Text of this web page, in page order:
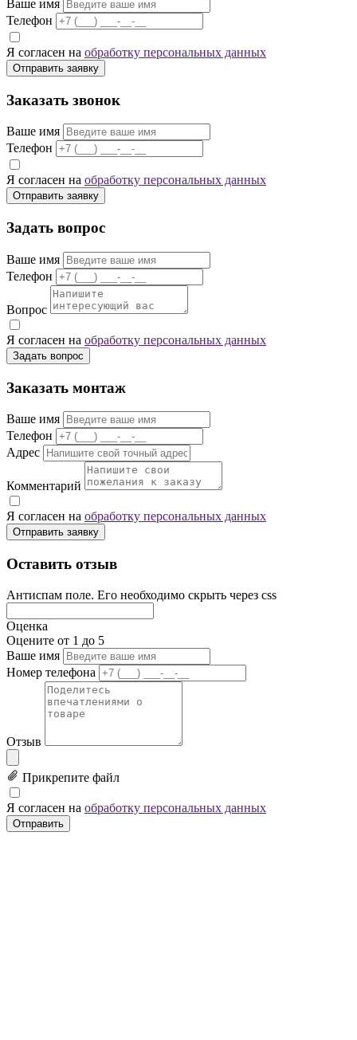
Ваше имя
Телефон
Я согласен на обработку персональных данных
Отправить заявку
Заказать звонок
Ваше имя
Телефон
Я согласен на обработку персональных данных
Отправить заявку
Задать вопрос
Ваше имя
Телефон
Вопрос
Я согласен на обработку персональных данных
Задать вопрос
Заказать монтаж
Ваше имя
Телефон
Адрес
Комментарий
Я согласен на обработку персональных данных
Отправить заявку
Оставить отзыв
Антиспам поле. Его необходимо скрыть через css
Оценка
Оцените от 1 до 5
Ваше имя
Номер телефона
Отзыв
Прикрепите файл
Я согласен на обработку персональных данных